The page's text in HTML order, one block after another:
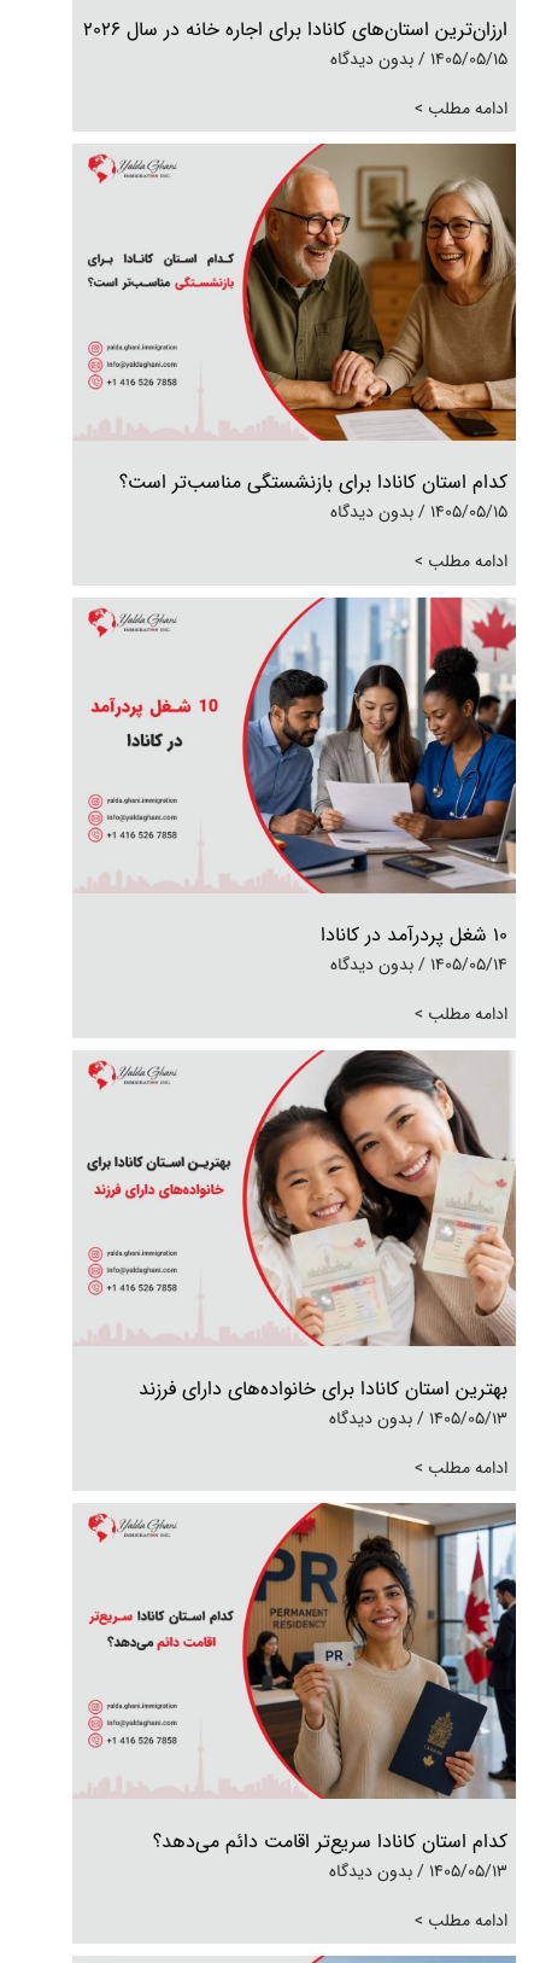
ارزان‌ترین استان‌های کانادا برای اجاره خانه در سال 2026
1405/05/15
بدون دیدگاه
ادامه مطلب >
کدام استان کانادا برای بازنشستگی مناسب‌تر است؟
1405/05/15
بدون دیدگاه
ادامه مطلب >
10 شغل پردرآمد در کانادا
1405/05/14
بدون دیدگاه
ادامه مطلب >
بهترین استان کانادا برای خانواده‌های دارای فرزند
1405/05/13
بدون دیدگاه
ادامه مطلب >
کدام استان کانادا سریع‌تر اقامت دائم می‌دهد؟
1405/05/13
بدون دیدگاه
ادامه مطلب >